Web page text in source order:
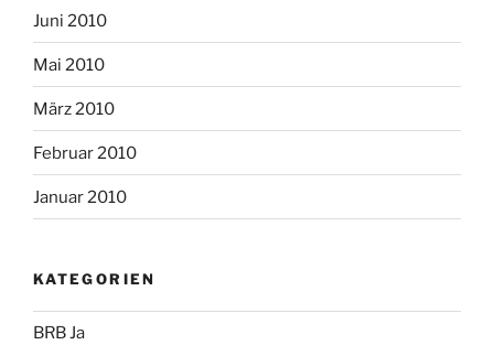
Juni 2010
Mai 2010
März 2010
Februar 2010
Januar 2010
KATEGORIEN
BRB Ja